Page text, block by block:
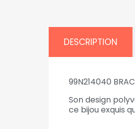
DESCRIPTION
99N214040
Son design
ce bijou exquis